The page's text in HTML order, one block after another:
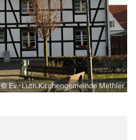
© Ev.-Luth.Kirchengemeinde Methler